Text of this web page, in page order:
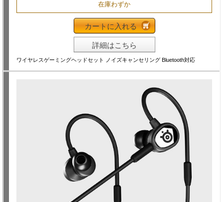
在庫わずか
カートに入れる
詳細はこちら
ワイヤレスゲーミングヘッドセット ノイズキャンセリング Bluetooth対応